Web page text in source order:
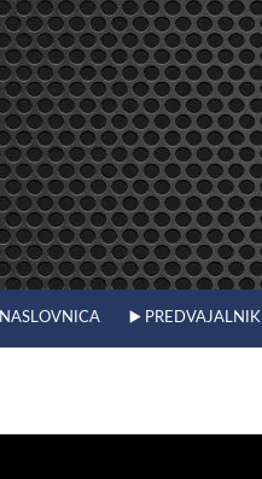
NASLOVNICA ▶️ PREDVAJALNIK